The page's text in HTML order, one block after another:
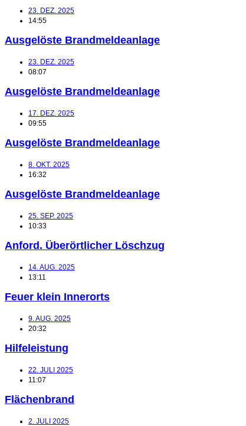
23. DEZ. 2025
14:55
Ausgelöste Brandmeldeanlage
23. DEZ. 2025
08:07
Ausgelöste Brandmeldeanlage
17. DEZ. 2025
09:55
Ausgelöste Brandmeldeanlage
8. OKT. 2025
16:32
Ausgelöste Brandmeldeanlage
25. SEP. 2025
10:33
Anford. Überörtlicher Löschzug
14. AUG. 2025
13:11
Feuer klein Innerorts
9. AUG. 2025
20:32
Hilfeleistung
22. JULI 2025
11:07
Flächenbrand
2. JULI 2025